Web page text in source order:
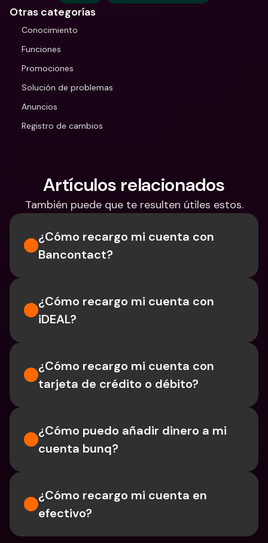
Otras categorías
Conocimiento
Funciones
Promociones
Solución de problemas
Anuncios
Registro de cambios
Artículos relacionados
También puede que te resulten útiles estos.
¿Cómo recargo mi cuenta con
Bancontact?
¿Cómo recargo mi cuenta con
iDEAL?
¿Cómo recargo mi cuenta con
tarjeta de crédito o débito?
¿Cómo puedo añadir dinero a mi
cuenta bunq?
¿Cómo recargo mi cuenta en
efectivo?